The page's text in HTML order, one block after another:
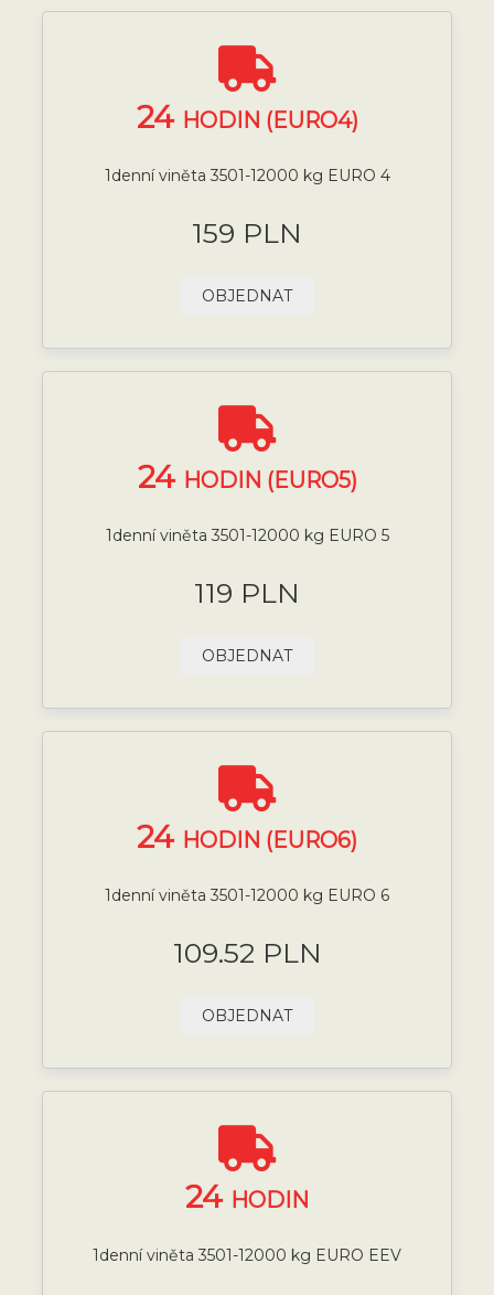
24 HODIN (EURO4)
1denní viněta 3501-12000 kg EURO 4
159 PLN
OBJEDNAT
24 HODIN (EURO5)
1denní viněta 3501-12000 kg EURO 5
119 PLN
OBJEDNAT
24 HODIN (EURO6)
1denní viněta 3501-12000 kg EURO 6
109.52 PLN
OBJEDNAT
24 HODIN
1denní viněta 3501-12000 kg EURO EEV